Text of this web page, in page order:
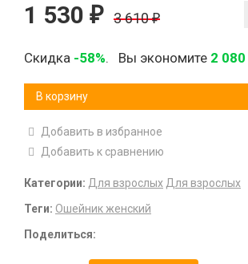
1 530 ₽ 3 610₽
Скидка -58%. Вы экономите 2 080
В корзину
Добавить в избранное
Добавить к сравнению
Категории: Для взрослых Для взрослых
Теги: Ошейник женский
Поделиться: